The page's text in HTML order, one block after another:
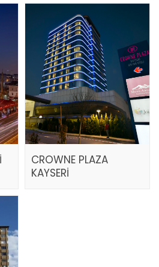
CROWNE PLAZA
KAYSERİ